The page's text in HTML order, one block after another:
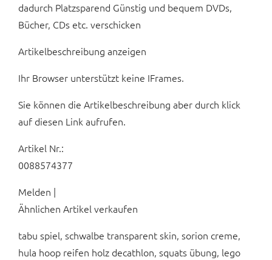
dadurch Platzsparend Günstig und bequem DVDs,
Bücher, CDs etc. verschicken
Artikelbeschreibung anzeigen
Ihr Browser unterstützt keine IFrames.
Sie können die Artikelbeschreibung aber durch klick
auf diesen Link aufrufen.
Artikel Nr.:
0088574377
Melden |
Ähnlichen Artikel verkaufen
tabu spiel, schwalbe transparent skin, sorion creme,
hula hoop reifen holz decathlon, squats übung, lego